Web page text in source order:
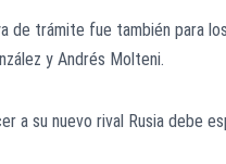
de trámite fue también para
y Andrés Molteni.
a su nuevo rival Rusia debe